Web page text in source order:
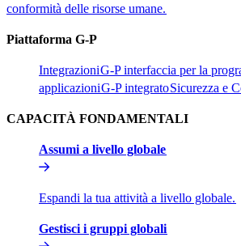
conformità delle risorse umane.​​
Piattaforma G-P​​
Integrazioni​​G-P interfaccia per la
applicazioni​​G-P integrato​​Sicurezza e
CAPACITÀ FONDAMENTALI​​
Assumi a livello globale​​
Espandi la tua attività a livello globale.​​
Gestisci i gruppi globali​​